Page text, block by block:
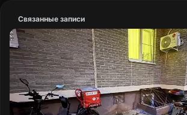
Связанные записи